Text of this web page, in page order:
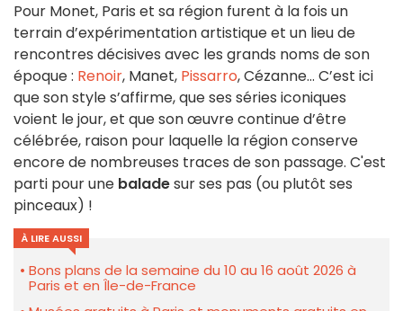
Pour Monet, Paris et sa région furent à la fois un
terrain d’expérimentation artistique et un lieu de
rencontres décisives avec les grands noms de son
époque : Renoir, Manet, Pissarro, Cézanne… C’est ici
que son style s’affirme, que ses séries iconiques
voient le jour, et que son œuvre continue d’être
célébrée, raison pour laquelle la région conserve
encore de nombreuses traces de son passage. C'est
parti pour une baladesur ses pas (ou plutôt ses
pinceaux) !
À LIRE AUSSI
Bons plans de la semaine du 10 au 16 août 2026 à
Paris et en Île-de-France